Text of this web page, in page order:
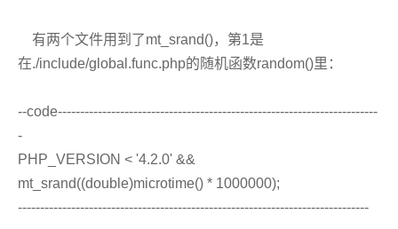
有两个文件用到了mt_srand()，第1是
在./include/global.func.php的随机函数random()里：
--code------------------------------------------------------------------------
-
PHP_VERSION < '4.2.0' &&
mt_srand((double)microtime() * 1000000);
-------------------------------------------------------------------------------